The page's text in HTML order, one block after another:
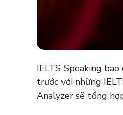
IELTS Speaking
trước với những
Analyzer sẽ tổng